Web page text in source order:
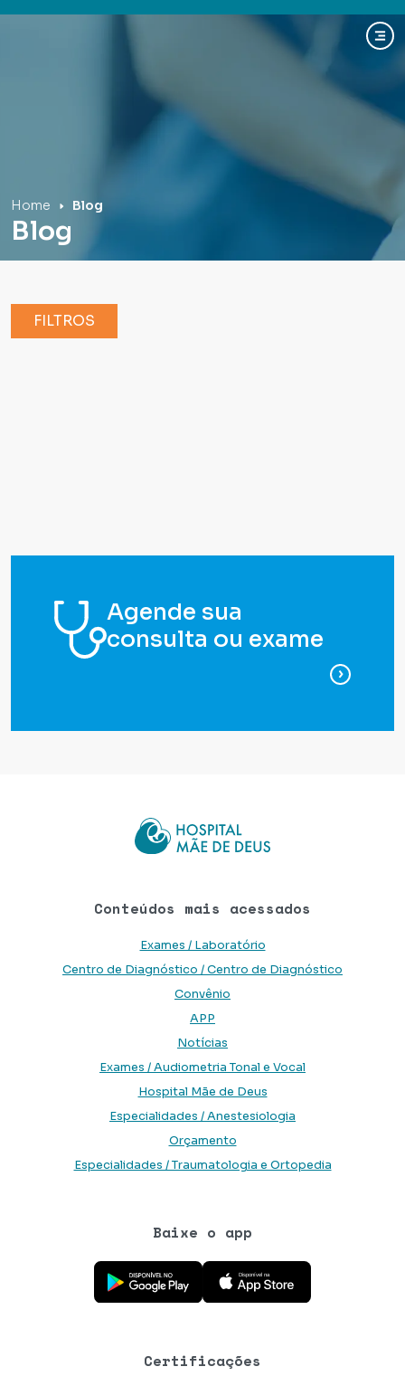
Home Blog
Blog
FILTROS
Agende sua
consulta ou exame
para
Conteúdos mais acessados
Exames / Laboratório
Centro de Diagnóstico / Centro de Diagnóstico
Convênio
APP
Notícias
Exames / Audiometria Tonal e Vocal
Hospital Mãe de Deus
Especialidades / Anestesiologia
Orçamento
Especialidades / Traumatologia e Ortopedia
Baixe o app
Baixe o aplicativo na Google Play Store
Baixe o aplicativo na App Store
Certificações